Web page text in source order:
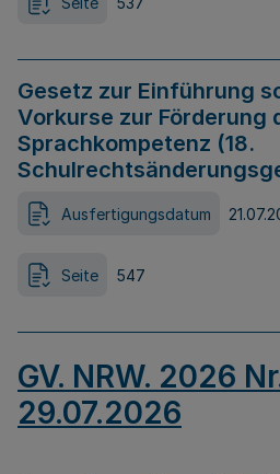
Gesetz zur Einführung
Vorkurse zur Förderung
Sprachkompetenz (18.
Ausfertigungsdatum
Seite 547
GV. NRW. 2026
29.07.2026